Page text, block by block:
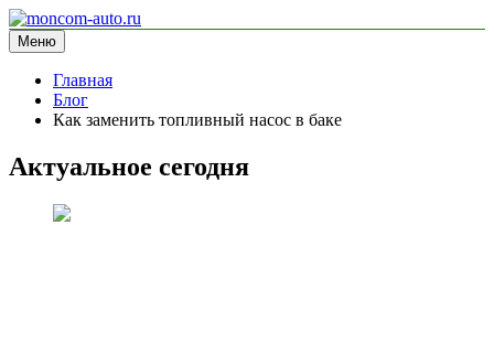
Перейти
к
содержимому
moncom-auto.ru
блог про автомобили
Меню
Главная
Блог
Как заменить топливный насос в баке
Актуальное сегодня